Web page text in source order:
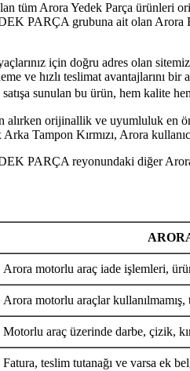
tüm Arora Yedek Parça ürünleri
PARÇA grubuna ait olan Arora
için doğru adres olan
ve hızlı teslimat avantajlarını bir
sunulan bu ürün, hem kalite
alırken orijinallik ve uyumluluk en
Tampon Kırmızı, Arora
PARÇA reyonundaki diğer
Arora motorlu araç iade işlemleri,
Arora motorlu araçlar kullanılmamış,
Motorlu araç üzerinde darbe, çizik,
Fatura, teslim tutanağı ve varsa ek